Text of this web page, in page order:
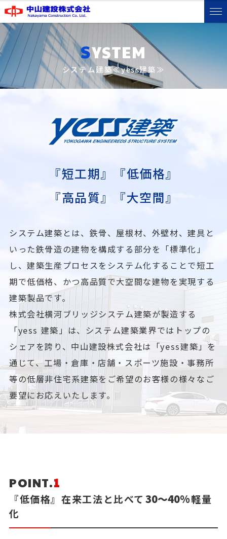
システム建築≪yess建築≫
SYSTEM
『短工期』『低価格』
『高品質』『大空間』
システム建築とは、鉄骨、屋根材、外壁材、建具と
いった鉄骨造の建物を構成する部分を「標準化」
し、建築生産プロセスをシステム化することで短工
期で低価格、かつ高品質で大空間な建物を実現する
建築製品です。
株式会社横河ブリッジシステム建築が製造する
「yess 建築」は、システム建築業界ではトップの
シェアを誇り、 中山建設株式会社は「yess建築」を
通じて、工場・倉庫・店舗・スポーツ施設・事務所
等の低層非住宅系建築をご希望のお客様の様々なご
要望にお応えいたします。
POINT.1
『低価格』在来工法と比べて 30～40%軽量
化